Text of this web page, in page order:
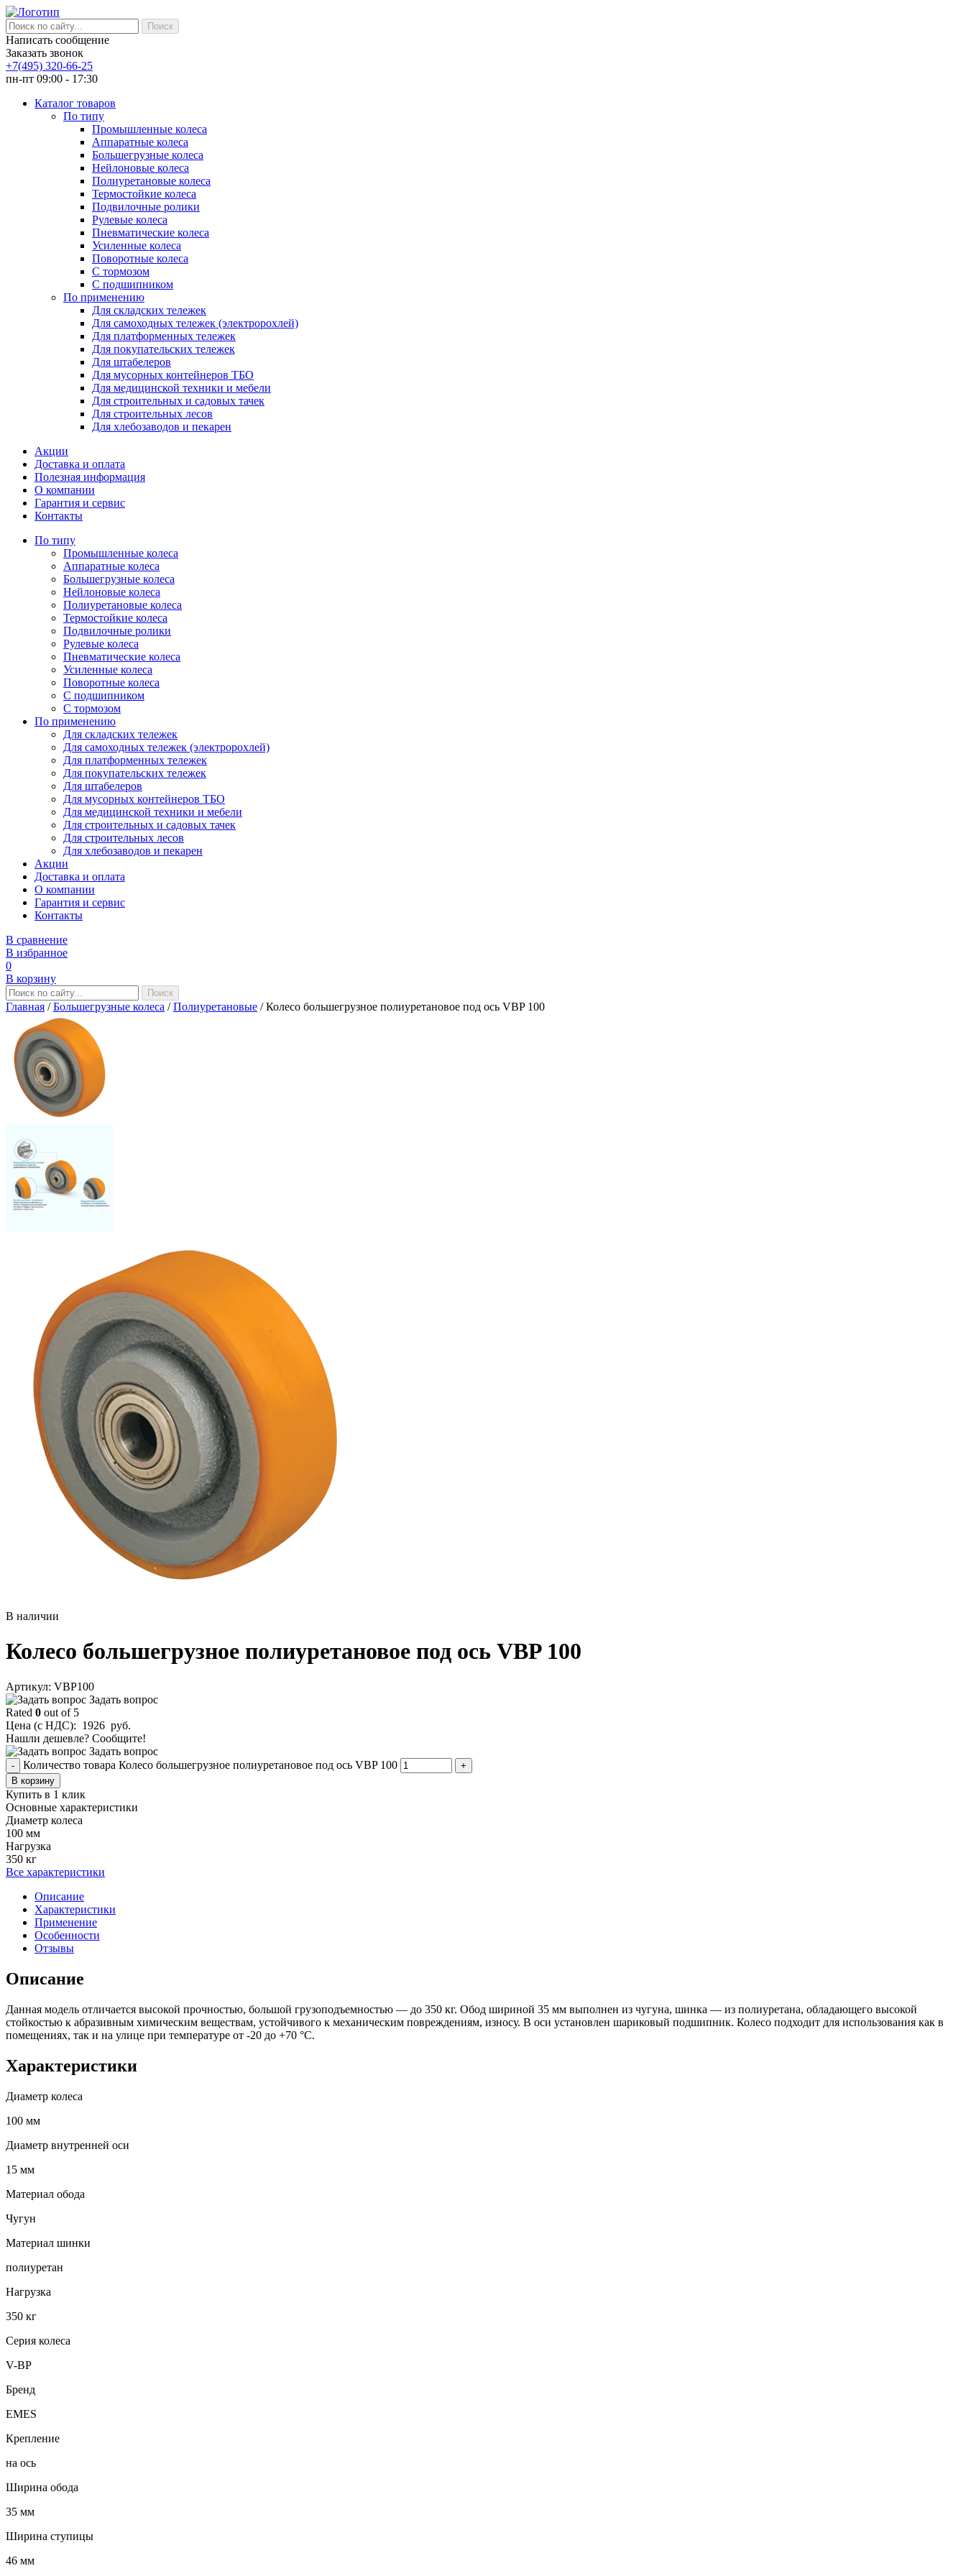
Написать сообщение
Заказать звонок
+7(495) 320-66-25
пн-пт 09:00 - 17:30
Каталог товаров
По типу
Промышленные колеса
Аппаратные колеса
Большегрузные колеса
Нейлоновые колеса
Полиуретановые колеса
Термостойкие колеса
Подвилочные ролики
Рулевые колеса
Пневматические колеса
Усиленные колеса
Поворотные колеса
С тормозом
С подшипником
По применению
Для складских тележек
Для самоходных тележек (электророхлей)
Для платформенных тележек
Для покупательских тележек
Для штабелеров
Для мусорных контейнеров ТБО
Для медицинской техники и мебели
Для строительных и садовых тачек
Для строительных лесов
Для хлебозаводов и пекарен
Акции
Доставка и оплата
Полезная информация
О компании
Гарантия и сервис
Контакты
По типу
Промышленные колеса
Аппаратные колеса
Большегрузные колеса
Нейлоновые колеса
Полиуретановые колеса
Термостойкие колеса
Подвилочные ролики
Рулевые колеса
Пневматические колеса
Усиленные колеса
Поворотные колеса
С подшипником
С тормозом
По применению
Для складских тележек
Для самоходных тележек (электророхлей)
Для платформенных тележек
Для покупательских тележек
Для штабелеров
Для мусорных контейнеров ТБО
Для медицинской техники и мебели
Для строительных и садовых тачек
Для строительных лесов
Для хлебозаводов и пекарен
Акции
Доставка и оплата
О компании
Гарантия и сервис
Контакты
В сравнение
В избранное
0
В корзину
Главная /Большегрузные колеса /Полиуретановые /Колесо большегрузное полиуретановое под ось VBP 100
В наличии
Колесо большегрузное полиуретановое под ось VBP 100
Aртикул: VBP100
Задать вопрос
Rated 0 out of 5
Цена (с НДС): 1926 руб.
Нашли дешевле? Сообщите!
Задать вопрос
- Количество товара Колесо большегрузное полиуретановое под ось VBP 100
+
В корзину
Купить в 1 клик
Основные характеристики
Диаметр колеса
100 мм
Нагрузка
350 кг
Все характеристики
Описание
Характеристики
Применение
Особенности
Отзывы
Описание
Данная модель отличается высокой прочностью, большой грузоподъемностью — до 350 кг. Обод шириной 35 мм выполнен из чугуна, шинка — из полиуретана, обладающего высокой
стойкостью к абразивным химическим веществам, устойчивого к механическим повреждениям, износу. В оси установлен шариковый подшипник. Колесо подходит для использования как в
помещениях, так и на улице при температуре от -20 до +70 °С.
Характеристики
Диаметр колеса
100 мм
Диаметр внутренней оси
15 мм
Материал обода
Чугун
Материал шинки
полиуретан
Нагрузка
350 кг
Серия колеса
V-BP
Бренд
EMES
Крепление
на ось
Ширина обода
35 мм
Ширина ступицы
46 мм